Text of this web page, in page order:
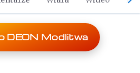
DEON Modlitwa